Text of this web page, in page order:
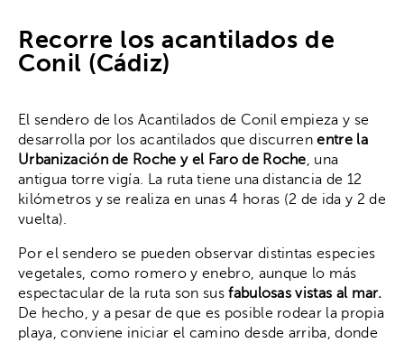
Recorre los acantilados de
Conil (Cádiz)
El sendero de los Acantilados de Conil empieza y se
desarrolla por los acantilados que discurrenentre la
Urbanización de Roche y el Faro de Roche, una
antigua torre vigía. La ruta tiene una distancia de 12
kilómetros y se realiza en unas 4 horas (2 de ida y 2 de
vuelta).
Por el sendero se pueden observar distintas especies
vegetales, como romero y enebro, aunque lo más
espectacular de la ruta son susfabulosas vistas al mar.
De hecho, y a pesar de que es posible rodear la propia
playa, conviene iniciar el camino desde arriba, donde